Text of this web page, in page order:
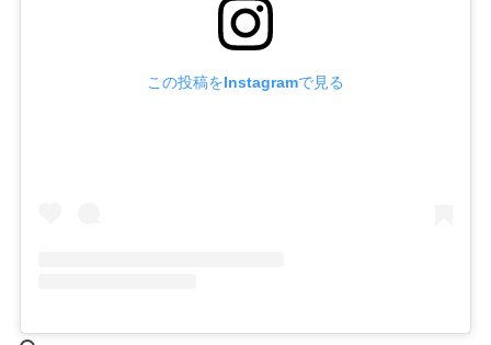
この投稿をInstagramで見る